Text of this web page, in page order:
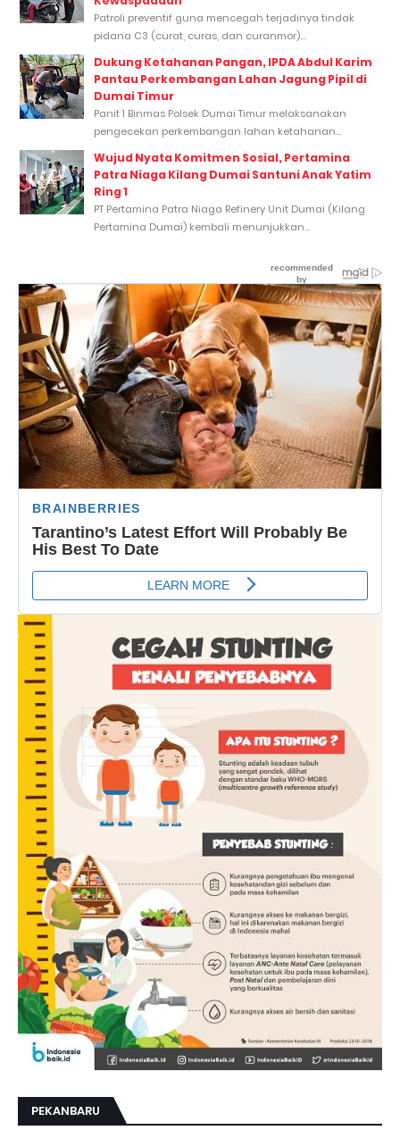
Patroli preventif guna mencegah terjadinya tindak
pidana C3 (curat, curas, dan curanmor)...
Dukung Ketahanan Pangan, IPDA Abdul Karim
Pantau Perkembangan Lahan Jagung Pipil di
Dumai Timur
Panit 1 Binmas Polsek Dumai Timur melaksanakan
pengecekan perkembangan lahan ketahanan...
Wujud Nyata Komitmen Sosial, Pertamina
Patra Niaga Kilang Dumai Santuni Anak Yatim
Ring 1
PT Pertamina Patra Niaga Refinery Unit Dumai (Kilang
Pertamina Dumai) kembali menunjukkan...
PEKANBARU